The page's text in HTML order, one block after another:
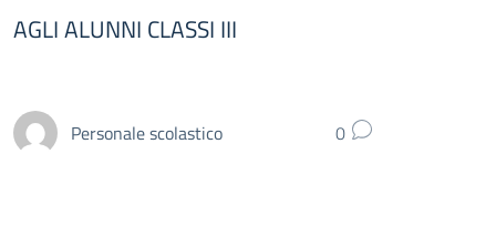
AGLI ALUNNI CLASSI III
Personale scolastico 0